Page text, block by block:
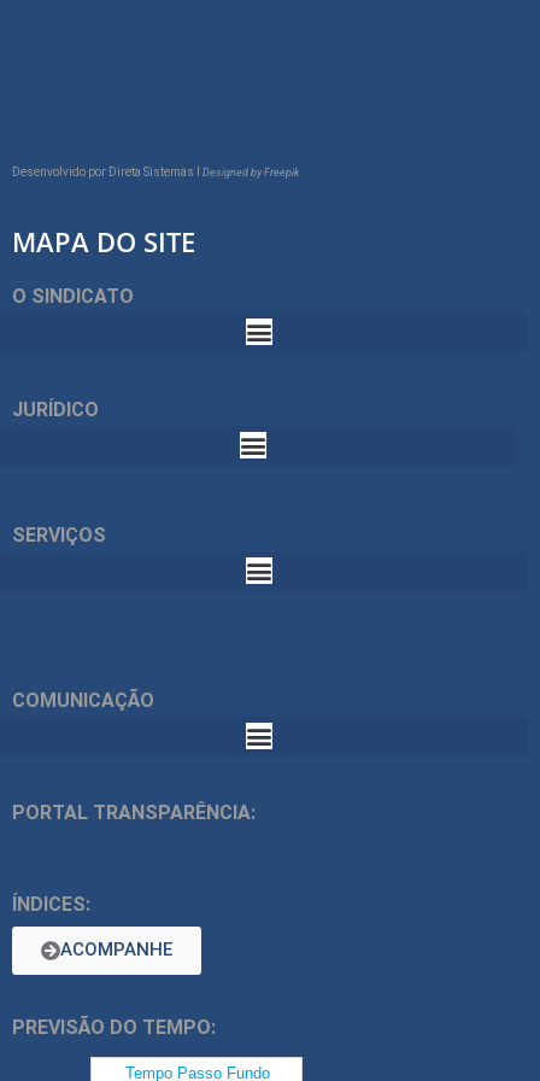
Desenvolvido por Direta Sistemas I Designed by Freepik
MAPA DO SITE
O SINDICATO
JURÍDICO
SERVIÇOS
COMUNICAÇÃO
PORTAL TRANSPARÊNCIA:
ÍNDICES:
ACOMPANHE
PREVISÃO DO TEMPO: